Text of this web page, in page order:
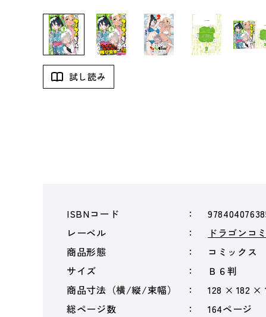
試し読み
ISBNコード
レーベル
ドラゴンコ
商品形態
コミックス
サイズ
Ｂ６判
商品寸法（横/縦/束幅）
128 × 182 ×
総ページ数
164ページ